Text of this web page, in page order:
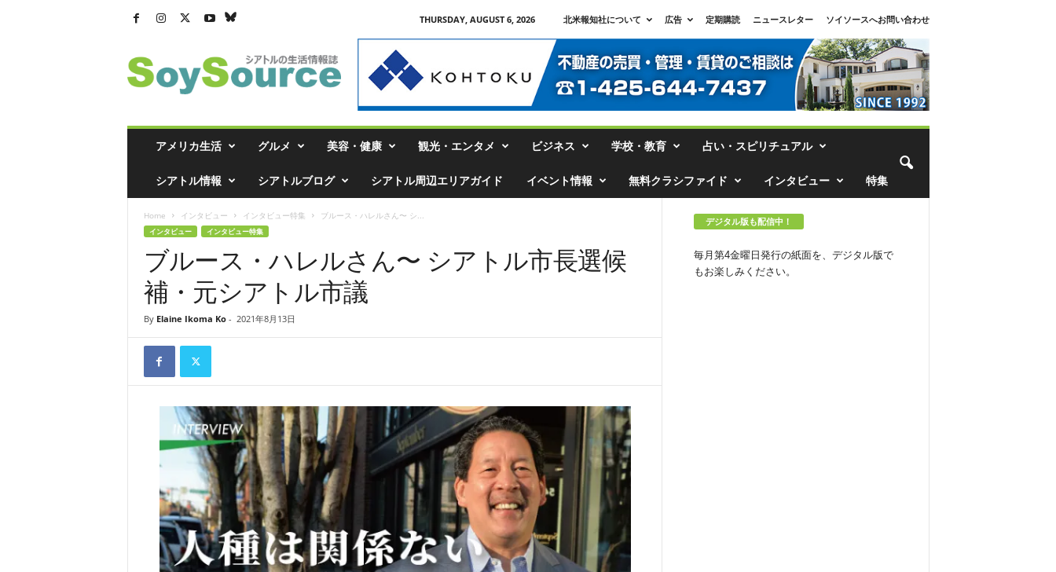
THURSDAY, AUGUST 6, 2026 北米報知社について 広告 定期購読 ニュースレター
ソイソースへお問い合わせ
ト
ル
アメリカ生活 グルメ 美容・健康 観光・エンタメ ビジネス 学校・教育 占い・スピリチュアル
シアトル情報 シアトルブログ シアトル周辺エリアガイド イベント情報 無料クラシファイド インタビュー 特集
Home インタビュー インタビュー特集 ブルース・ハレルさん〜 シ...
インタビュー インタビュー特集
ブルース・ハレルさん〜 シアトル市長選候
補・元シアトル市議
By Elaine Ikoma Ko- 2021年8月13日
デジタル版も配信中！
毎月第4金曜日発行の紙面を、デジタル版で
もお楽しみください。